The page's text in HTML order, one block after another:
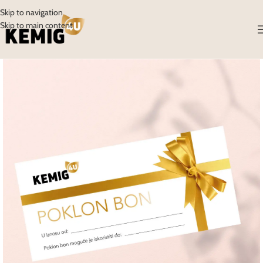
Skip to navigation
Skip to main content